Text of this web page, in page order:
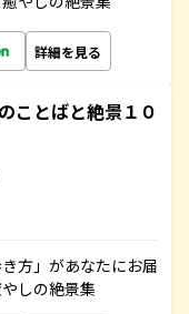
詳細を見る
ことばと絶景１０
方」があなたにお届
しの絶景集